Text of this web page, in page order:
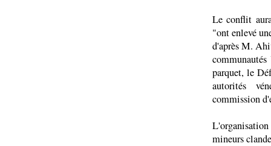
Le conflit
"ont enlevé
d'après M.
parquet, le
autorités
commission
mineurs